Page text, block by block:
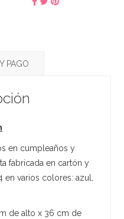
PAGO
en cumpleaños y
fabricada en cartón y
varios colores: azul,
de alto x 36 cm de